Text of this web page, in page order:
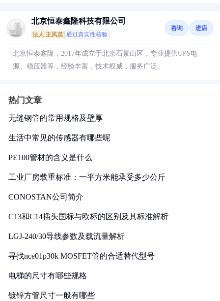
北京恒泰鑫隆科技有限公司
法人:王凤英 通过真实性核验
咨询 进店
北京恒泰鑫隆，2017年成立于北京石景山区，专业提供UPS电
源、稳压器等，经验丰富，技术权威，服务广泛。
热门文章
无缝钢管的常用规格及壁厚
生活中常见的传感器有哪些呢
PE100管材的含义是什么
工业厂房载重标准：一平方米能承受多少公斤
CONOSTAN公司简介
C13和C14插头国标与欧标的区别及其标准解析
LGJ-240/30导线参数及载流量解析
寻找nce01p30k MOSFET管的合适替代型号
电梯的尺寸有哪些规格
镀锌方管尺寸一般有哪些